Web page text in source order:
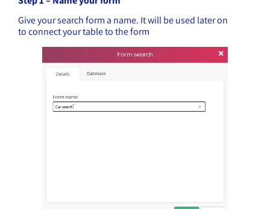
Give your search form a name. It will be used later on
to connect your table to the form